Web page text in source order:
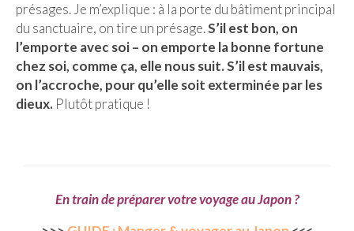
présages. Je m’explique : à la porte du bâtiment principal
du sanctuaire, on tire un présage.S’il est bon, on
l’emporte avec soi – on emporte la bonne fortune
chez soi, comme ça, elle nous suit. S’il est mauvais,
on l’accroche, pour qu’elle soit exterminée par les
dieux. Plutôt pratique !
En train de préparer votre voyage au Japon ?